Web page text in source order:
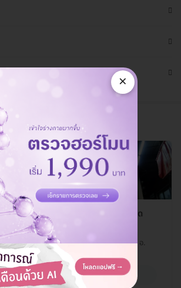
ห้บริการ
ปลาดุก (LPD Pet Hospital) สาขาลาด
ดุก ถ. บางบัวทอง-สุพรรณบุรี ต. บางรักพัฒนา อ.
ดูรายละเอียด
×